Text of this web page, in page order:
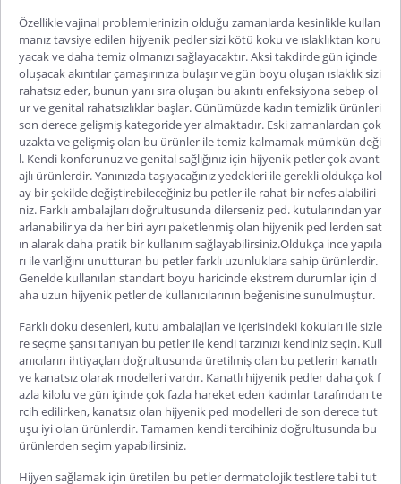
Özellikle vajinal problemlerinizin olduğu zamanlarda kesinlikle kullan
manız tavsiye edilen hijyenik pedler sizi kötü koku ve ıslaklıktan koru
yacak ve daha temiz olmanızı sağlayacaktır. Aksi takdirde gün içinde
oluşacak akıntılar çamaşırınıza bulaşır ve gün boyu oluşan ıslaklık sizi
rahatsız eder, bunun yanı sıra oluşan bu akıntı enfeksiyona sebep ol
ur ve genital rahatsızlıklar başlar. Günümüzde kadın temizlik ürünleri
son derece gelişmiş kategoride yer almaktadır. Eski zamanlardan çok
uzakta ve gelişmiş olan bu ürünler ile temiz kalmamak mümkün deği
l. Kendi konforunuz ve genital sağlığınız için hijyenik petler çok avant
ajlı ürünlerdir. Yanınızda taşıyacağınız yedekleri ile gerekli oldukça kol
ay bir şekilde değiştirebileceğiniz bu petler ile rahat bir nefes alabiliri
niz. Farklı ambalajları doğrultusunda dilerseniz ped. kutularından yar
arlanabilir ya da her biri ayrı paketlenmiş olan hijyenik ped lerden sat
ın alarak daha pratik bir kullanım sağlayabilirsiniz.Oldukça ince yapıla
rı ile varlığını unutturan bu petler farklı uzunluklara sahip ürünlerdir.
Genelde kullanılan standart boyu haricinde ekstrem durumlar için d
aha uzun hijyenik petler de kullanıcılarının beğenisine sunulmuştur.
Farklı doku desenleri, kutu ambalajları ve içerisindeki kokuları ile sizle
re seçme şansı tanıyan bu petler ile kendi tarzınızı kendiniz seçin. Kull
anıcıların ihtiyaçları doğrultusunda üretilmiş olan bu petlerin kanatlı
ve kanatsız olarak modelleri vardır. Kanatlı hijyenik pedler daha çok f
azla kilolu ve gün içinde çok fazla hareket eden kadınlar tarafından te
rcih edilirken, kanatsız olan hijyenik ped modelleri de son derece tut
uşu iyi olan ürünlerdir. Tamamen kendi tercihiniz doğrultusunda bu
ürünlerden seçim yapabilirsiniz.
Hijyen sağlamak için üretilen bu petler dermatolojik testlere tabi tut